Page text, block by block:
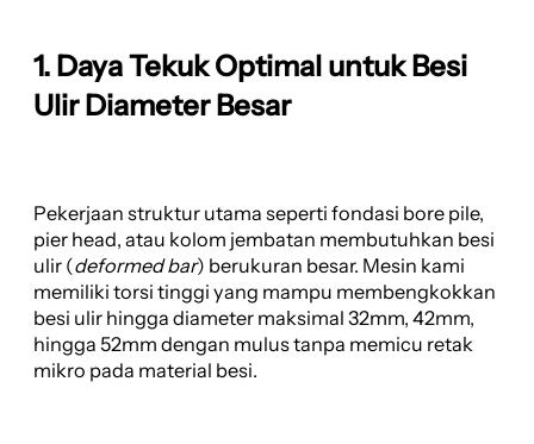
1. Daya Tekuk Optimal untuk Besi
Ulir Diameter Besar
Pekerjaan struktur utama seperti fondasi bore pile,
pier head, atau kolom jembatan membutuhkan besi
ulir (deformed bar) berukuran besar. Mesin kami
memiliki torsi tinggi yang mampu membengkokkan
besi ulir hingga diameter maksimal 32mm, 42mm,
hingga 52mm dengan mulus tanpa memicu retak
mikro pada material besi.